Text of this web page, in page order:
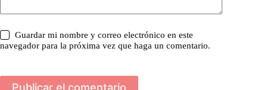
Guardar mi nombre y correo electrónico en este
navegador para la próxima vez que haga un comentario.
Publicar el comentario